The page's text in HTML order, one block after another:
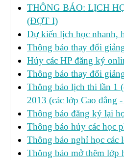
THÔNG BÁO: LỊCH
(ĐỢT I)
Dự kiến lịch học nhanh,
Thông báo thay đổi
Hủy các HP đăng ký
Thông báo thay đổi
Thông báo lịch thi lần 1
2013 (các lớp Cao đẳng
Thông báo đăng ký lại
Thông báo hủy các học
Thông báo nghỉ học các
Thông báo mở thêm lớp